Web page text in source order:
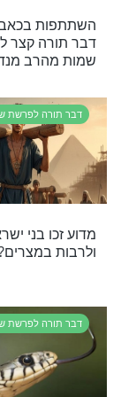
לפרשת שמות
לעם
לפרשת שמות